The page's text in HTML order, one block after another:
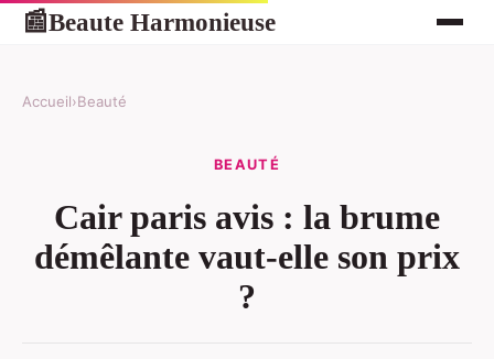
📰Beaute Harmonieuse
Accueil›Beauté
BEAUTÉ
Cair paris avis : la brume
démêlante vaut-elle son prix
?